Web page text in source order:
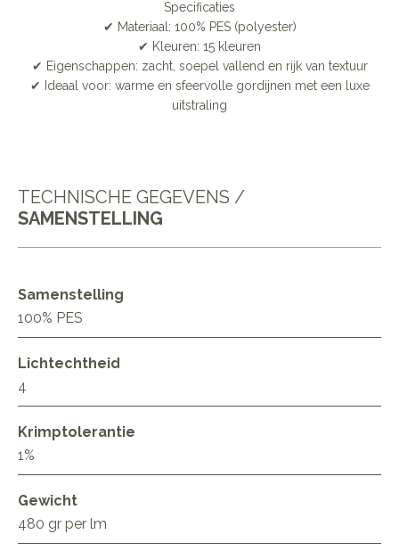
Specificaties
✔ Materiaal: 100% PES (polyester)
✔ Kleuren: 15 kleuren
✔ Eigenschappen: zacht, soepel vallend en rijk van textuur
✔ Ideaal voor: warme en sfeervolle gordijnen met een luxe
uitstraling
TECHNISCHE GEGEVENS /
SAMENSTELLING
Samenstelling
100% PES
Lichtechtheid
4
Krimptolerantie
1%
Gewicht
480 gr per lm